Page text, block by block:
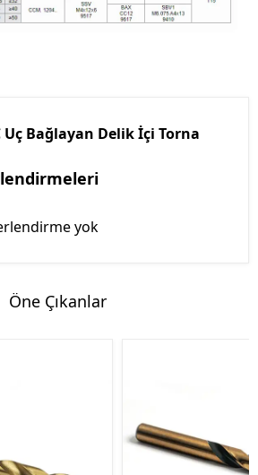
Uç Bağlayan Delik İçi Torna
yok
Öne Çıkanlar